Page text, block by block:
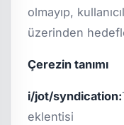
olmayıp,
üzerinden
Çerezin tanımı
i/jot/syndication:
eklentisi